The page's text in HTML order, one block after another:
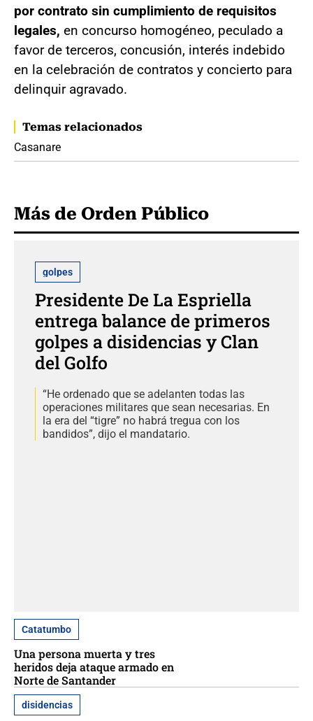
por contrato sin cumplimiento de requisitos
legales, en concurso homogéneo, peculado a
favor de terceros, concusión, interés indebido
en la celebración de contratos y concierto para
delinquir agravado.
Temas relacionados
Casanare
Más de Orden Público
golpes
Presidente De La Espriella
entrega balance de primeros
golpes a disidencias y Clan
del Golfo
“He ordenado que se adelanten todas las
operaciones militares que sean necesarias. En
la era del “tigre” no habrá tregua con los
bandidos”, dijo el mandatario.
Catatumbo
Una persona muerta y tres
heridos deja ataque armado en
Norte de Santander
disidencias